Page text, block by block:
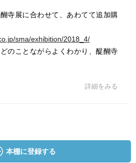
寺展に合わせて、あわてて追加購
sma/exhibition/2018_4/
のことながらよくわかり、醍醐寺
詳細をみる
本棚に登録する